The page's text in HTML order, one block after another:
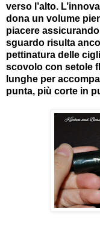
verso l’alto.
dona un volume
piacere
sguardo risulta
pettinatura delle
scovolo con setole
lunghe per
punta, più corte in